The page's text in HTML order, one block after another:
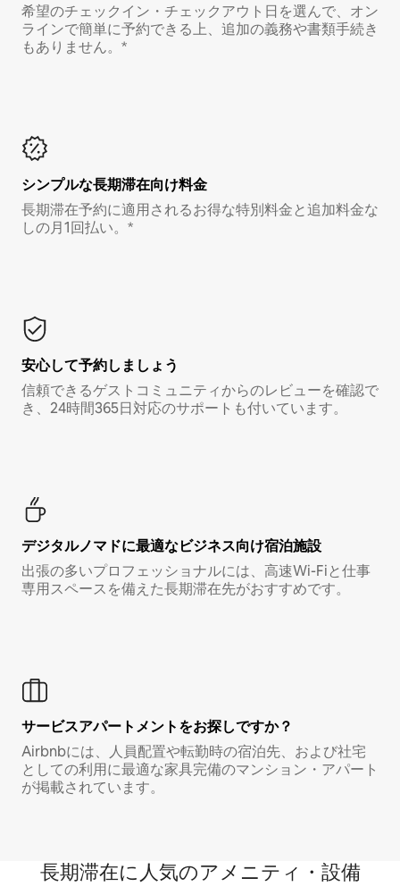
希望のチェックイン・チェックアウト日を選んで、オン
ラインで簡単に予約できる上、追加の義務や書類手続き
もありません。*
シンプルな長期滞在向け料金
長期滞在予約に適用されるお得な特別料金と追加料金な
しの月1回払い。*
安心して予約しましょう
信頼できるゲストコミュニティからのレビューを確認で
き、24時間365日対応のサポートも付いています。
デジタルノマド⁠に最⁠適⁠なビ⁠ジ⁠ネ⁠ス⁠向⁠け宿⁠泊⁠施⁠設
出張の多いプロフェッショナルには、高速Wi-Fiと仕事
専用スペースを備えた長期滞在先がおすすめです。
サービスアパートメントをお探しですか？
Airbnbには、人員配置や転勤時の宿泊先、および社宅
としての利用に最適な家具完備のマンション・アパート
が掲載されています。
長期滞在に人気のアメニティ・設備